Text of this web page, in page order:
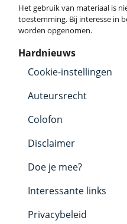
Het gebruik van materiaal is
toestemming. Bij interesse in
worden opgenomen.
Hardnieuws
Cookie-instellingen
Auteursrecht
Colofon
Disclaimer
Doe je mee?
Interessante links
Privacybeleid